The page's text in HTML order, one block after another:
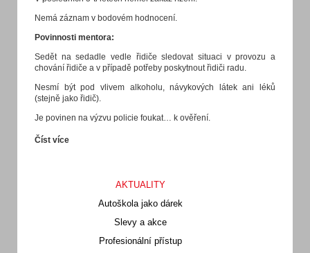
Nemá záznam v bodovém hodnocení.
Povinnosti mentora:
Sedět na sedadle vedle řidiče sledovat situaci v provozu a
chování řidiče a v případě potřeby poskytnout řidiči radu.
Nesmí být pod vlivem alkoholu, návykových látek ani léků
(stejně jako řidič).
Je povinen na výzvu policie foukat… k ověření.
Číst více
AKTUALITY
Autoškola jako dárek
Slevy a akce
Profesionální přístup